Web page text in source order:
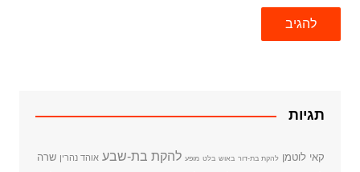
תגיות
קאי לוטמן להקת בת-דור באוש בלט מופע להקת בת-שבע אוהד נהרין שרה